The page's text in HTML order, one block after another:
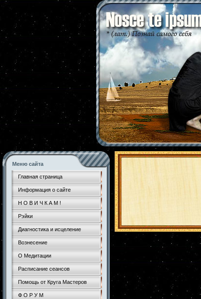
Меню сайта
Главная страница
Информация о сайте
Н О В И Ч К А М !
Рэйки
Диагностика и исцеление
Вознесение
О Медитации
Расписание сеансов
Помощь от Круга Мастеров
Ф О Р У М